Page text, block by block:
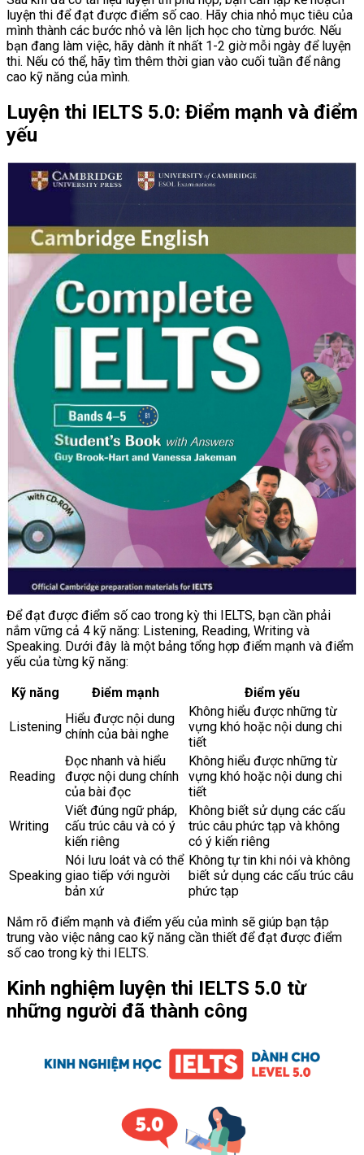
luyện thi để đạt được điểm số cao. Hãy chia nhỏ mục tiêu của
mình thành các bước nhỏ và lên lịch học cho từng bước. Nếu
bạn đang làm việc, hãy dành ít nhất 1-2 giờ mỗi ngày để luyện
thi. Nếu có thể, hãy tìm thêm thời gian vào cuối tuần để nâng
cao kỹ năng của mình.
Luyện thi IELTS 5.0: Điểm mạnh và điểm
yếu
Để đạt được điểm số cao trong kỳ thi IELTS, bạn cần phải
nắm vững cả 4 kỹ năng: Listening, Reading, Writing và
Speaking. Dưới đây là một bảng tổng hợp điểm mạnh và điểm
yếu của từng kỹ năng:
Kỹ năng
Điểm mạnh Điểm yếu
Listening
Hiểu được nội dung
chính của bài nghe
Không hiểu được những từ
vựng khó hoặc nội dung chi
tiết
Reading
Đọc nhanh và hiểu
được nội dung chính
của bài đọc
Không hiểu được những từ
vựng khó hoặc nội dung chi
tiết
Writing
Viết đúng ngữ pháp,
cấu trúc câu và có ý
kiến riêng
Không biết sử dụng các cấu
trúc câu phức tạp và không
có ý kiến riêng
Speaking
Nói lưu loát và có thể
giao tiếp với người
bản xứ
Không tự tin khi nói và không
biết sử dụng các cấu trúc câu
phức tạp
Nắm rõ điểm mạnh và điểm yếu của mình sẽ giúp bạn tập
trung vào việc nâng cao kỹ năng cần thiết để đạt được điểm
số cao trong kỳ thi IELTS.
Kinh nghiệm luyện thi IELTS 5.0 từ
những người đã thành công